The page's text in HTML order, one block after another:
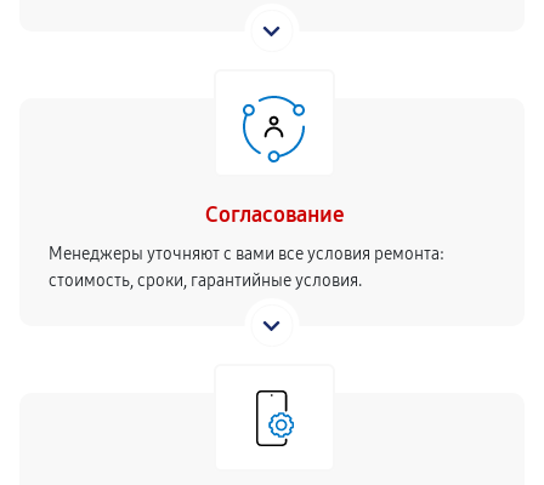
Согласование
Менеджеры уточняют с вами все условия ремонта:
стоимость, сроки, гарантийные условия.